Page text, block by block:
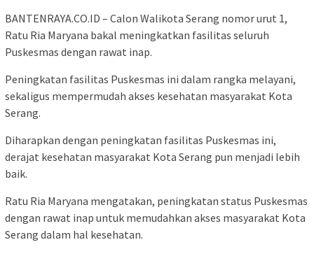
BANTENRAYA.CO.ID – Calon Walikota Serang nomor urut 1,
Ratu Ria Maryana bakal meningkatkan fasilitas seluruh
Puskesmas dengan rawat inap.
Peningkatan fasilitas Puskesmas ini dalam rangka melayani,
sekaligus mempermudah akses kesehatan masyarakat Kota
Serang.
Diharapkan dengan peningkatan fasilitas Puskesmas ini,
derajat kesehatan masyarakat Kota Serang pun menjadi lebih
baik.
Ratu Ria Maryana mengatakan, peningkatan status Puskesmas
dengan rawat inap untuk memudahkan akses masyarakat Kota
Serang dalam hal kesehatan.